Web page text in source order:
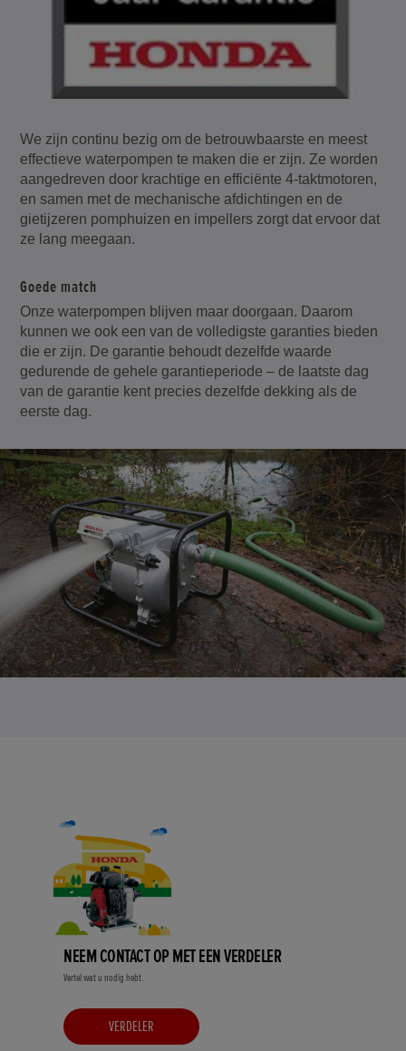
We zijn continu bezig om de betrouwbaarste en meest
effectieve waterpompen te maken die er zijn. Ze worden
aangedreven door krachtige en efficiënte 4-taktmotoren,
en samen met de mechanische afdichtingen en de
gietijzeren pomphuizen en impellers zorgt dat ervoor dat
ze lang meegaan.
Goede match
Onze waterpompen blijven maar doorgaan. Daarom
kunnen we ook een van de volledigste garanties bieden
die er zijn. De garantie behoudt dezelfde waarde
gedurende de gehele garantieperiode – de laatste dag
van de garantie kent precies dezelfde dekking als de
eerste dag.
NEEM CONTACT OP MET EEN VERDELER
Vertel wat u nodig hebt.
VERDELER